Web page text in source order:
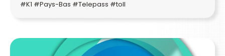
#K1 #Pays-Bas #Telepass #toll